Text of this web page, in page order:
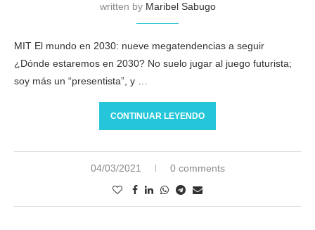
written by Maribel Sabugo
MIT El mundo en 2030: nueve megatendencias a seguir
¿Dónde estaremos en 2030? No suelo jugar al juego futurista;
soy más un “presentista”, y …
CONTINUAR LEYENDO
04/03/2021 0 comments